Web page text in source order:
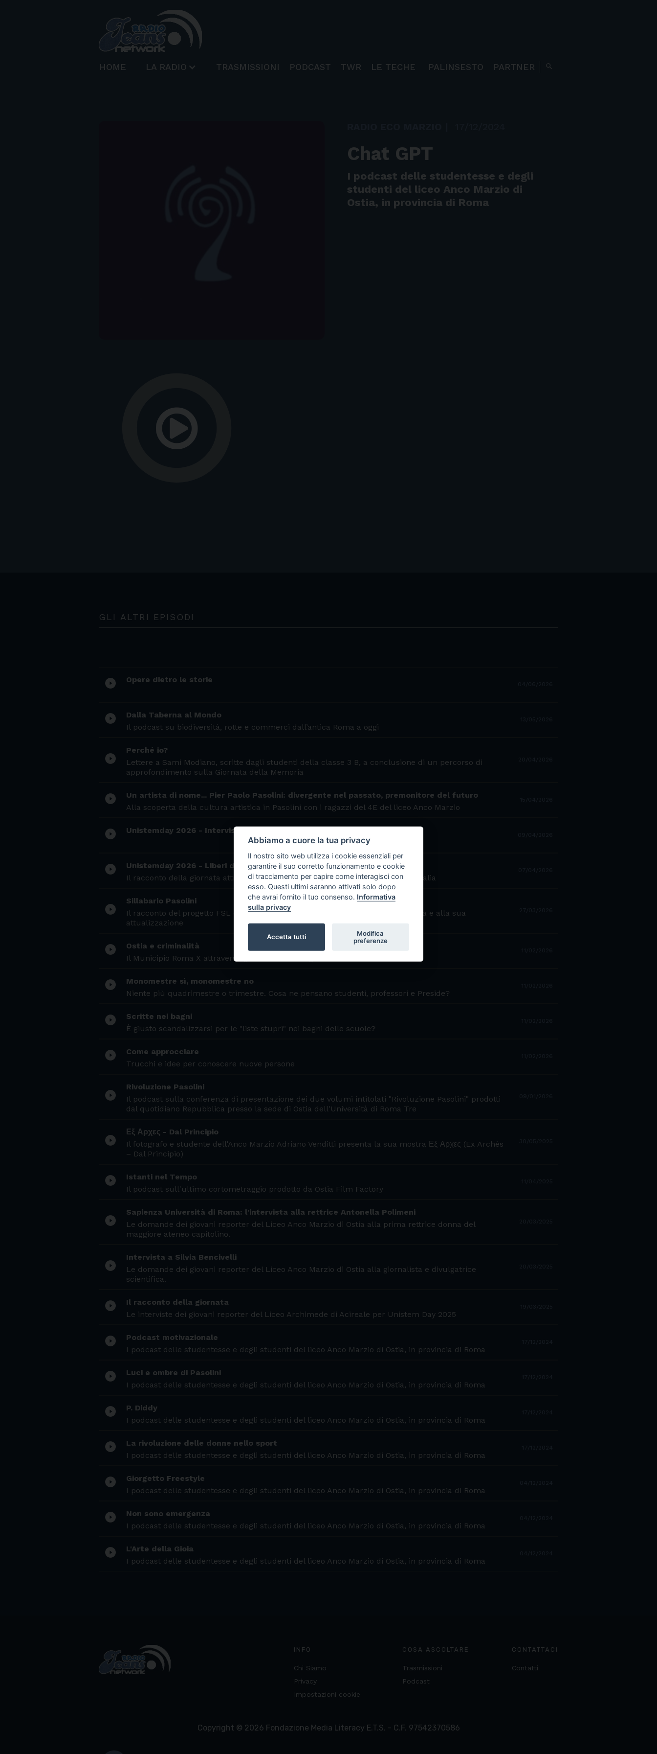
HOME LA RADIO TRASMISSIONI PODCAST TWR LE TECHE PALINSESTO PARTNER search
Chat GPT
I podcast delle studentesse e degli
studenti del liceo Anco Marzio di
Ostia, in provincia di Roma
GLI ALTRI EPISODI
play_circle_filled Opere dietro le storie
play_circle_filled
Dalla Taberna al Mondo
Il podcast su biodiversità, rotte e commerci dall’antica Roma a oggi
play_circle_filled
Perché io?
Lettere a Sami Modiano, scritte dagli studenti della classe 3 B, a conclusione di un percorso di
approfondimento sulla Giornata della Memoria
play_circle_filled
Un artista di nome... Pier Paolo Pasolini: divergente nel passato, premonitore del futuro
Alla scoperta della cultura artistica in Pasolini con i ragazzi del 4E del liceo Anco Marzio
play_circle_filled Unistemday 2026 - Intervista ad Antonella Polimeni
play_circle_filled
Unistemday 2026 - Liberi di scegliere
Il racconto della giornata attraverso le interviste dei giovani reporter da tutta Italia
play_circle_filled
Sillabario Pasolini
Il racconto del progetto FSL dedicato alla riscoperta di Pasolini nelle vie di Ostia e alla sua
attualizzazione
play_circle_filled
Ostia e criminalità
Il Municipio Roma X attraverso gli occhi dei suoi giovani abitanti
play_circle_filled
Monomestre sì, monomestre no
Niente più quadrimestre o trimestre. Cosa ne pensano studenti, professori e Preside?
play_circle_filled
Scritte nei bagni
È giusto scandalizzarsi per le "liste stupri" nei bagni delle scuole?
play_circle_filled
Come approcciare
Trucchi e idee per conoscere nuove persone
play_circle_filled
Rivoluzione Pasolini
Il podcast sulla conferenza di presentazione dei due volumi intitolati "Rivoluzione Pasolini" prodotti
dal quotidiano Repubblica presso la sede di Ostia dell'Università di Roma Tre
play_circle_filled
Εξ Αρχες - Dal Principio
Il fotografo e studente dell'Anco Marzio Adriano Venditti presenta la sua mostra Εξ Αρχες (Ex Archès
– Dal Principio)
play_circle_filled
Istanti nel Tempo
Il podcast sull'ultimo cortometraggio prodotto da Ostia Film Factory
play_circle_filled
Sapienza Università di Roma: l’intervista alla rettrice Antonella Polimeni
Le domande dei giovani reporter del Liceo Anco Marzio di Ostia alla prima rettrice donna del
maggiore ateneo capitolino.
play_circle_filled
Intervista a Silvia Bencivelli
Le domande dei giovani reporter del Liceo Anco Marzio di Ostia alla giornalista e divulgatrice
scientifica.
play_circle_filled
Il racconto della giornata
Le interviste dei giovani reporter del Liceo Archimede di Acireale per Unistem Day 2025
play_circle_filled
Podcast motivazionale
I podcast delle studentesse e degli studenti del liceo Anco Marzio di Ostia, in provincia di Roma
play_circle_filled
Luci e ombre di Pasolini
I podcast delle studentesse e degli studenti del liceo Anco Marzio di Ostia, in provincia di Roma
play_circle_filled
P. Diddy
I podcast delle studentesse e degli studenti del liceo Anco Marzio di Ostia, in provincia di Roma
play_circle_filled
La rivoluzione delle donne nello sport
I podcast delle studentesse e degli studenti del liceo Anco Marzio di Ostia, in provincia di Roma
play_circle_filled
Giorgetto Freestyle
I podcast delle studentesse e degli studenti del liceo Anco Marzio di Ostia, in provincia di Roma
play_circle_filled
Non sono emergenza
I podcast delle studentesse e degli studenti del liceo Anco Marzio di Ostia, in provincia di Roma
play_circle_filled
L'Arte della Gioia
I podcast delle studentesse e degli studenti del liceo Anco Marzio di Ostia, in provincia di Roma
INFO
Chi Siamo
Privacy
Impostazioni cookie
COSA ASCOLTARE
Trasmissioni
Podcast
CONTATTACI
Contatti
Copyright © 2026 Fondazione Media Literacy E.T.S. - C.F. 97542370586
Abbiamo a cuore la tua privacy
Il nostro sito web utilizza i cookie essenziali per
garantire il suo corretto funzionamento e cookie
di tracciamento per capire come interagisci con
esso. Questi ultimi saranno attivati solo dopo
che avrai fornito il tuo consenso. Informativa
sulla privacy
Accetta tutti
Modifica
preferenze